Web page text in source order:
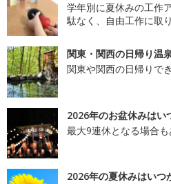
学年別に夏休みの工作
駄なく、自由工作に取
関東・関西の日帰り温
関東や関西の日帰りで
2026年のお盆休みはい
最大9連休となる場合も
2026年の夏休みはいつ